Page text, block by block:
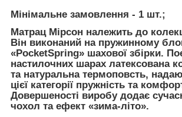
Мінімальне замовлення - 1 шт.;
Матрац Мірсон належить до
Він виконаний на пружинному
«PocketSpring» шахової збірки.
настилочних шарах латексована
та натуральна термоповсть,
цієї категорії пружність та
Довершеності виробу додає
чохол та ефект «зима-літо».